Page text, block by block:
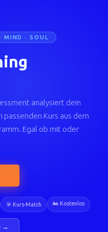
MIND · SOUL
analysiert dein
Kurs aus dem
Egal ob mit oder
🎯 Kurs-Match 🏍️ Kostenlos
→